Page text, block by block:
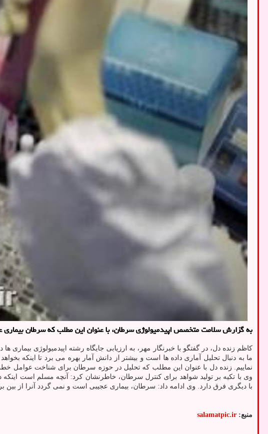
به گزارش سلامت متخصص اپیدمیولوژی سرطان، با عنوان این مطلب که سرطان بیماری
کاظم زنده دل، در گفتگو با خبرنگار مهر، به ارزیابی جایگاه رشته اپیدمیولوژی
ما به دنبال تحلیل آماری داده ها است و بیشتر از دانش آمار بهره می برد تا اینکه بخواهد
نماییم. زنده دل با عنوان این مطلب که تحلیل در حوزه سرطان برای شناخت عوامل
با دیگری فرق دارد. وی ادامه داد: سرطان، بیماری عجیبی است و نمی گردد آنرا از بین
منبع: salamatpic.ir